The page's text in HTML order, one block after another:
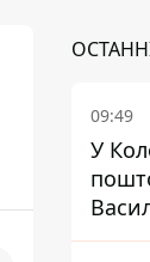
09:49
У